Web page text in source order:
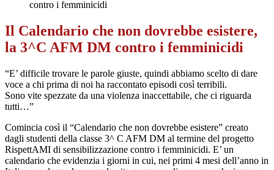
contro i femminicidi
Il Calendario che non dovrebbe esistere,
la 3^C AFM DM contro i femminicidi
“E’ difficile trovare le parole giuste, quindi abbiamo scelto di dare
voce a chi prima di noi ha raccontato episodi così terribili.
Sono vite spezzate da una violenza inaccettabile, che ci riguarda
tutti…”
Comincia così il “Calendario che non dovrebbe esistere” creato
dagli studenti della classe 3^ C AFM DM al termine del progetto
RispettAMI di sensibilizzazione contro i femminicidi. E’ un
calendario che evidenzia i giorni in cui, nei primi 4 mesi dell’anno in